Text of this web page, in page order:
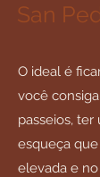
San
O ideal é
você
passeios, ter
esqueça
elevada e